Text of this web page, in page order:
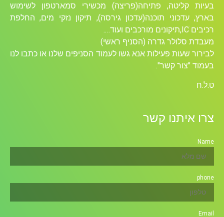
בעיות קליטה, פתיחה(פריצה) מכשירי סמארטפון לשימוש
בארץ, עדכוני תוכנה(עדכון גירסה), תיקון נזקי מים, החלפת
רכיבים ICׁ,תיקונים מורכבים ועוד….
מעבדת סלולר גדרה (הסניף ראשי)
לבירור שעות פעילות אנא גשו לעמוד הסניפים שלנו או כתבו לנו
בעמוד "צור קשר".
ט.ל.ח
צרו איתנו קשר
Name
phone
Email